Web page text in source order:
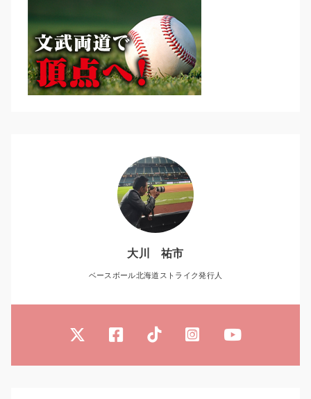
大川 祐市
ベースボール北海道ストライク発行人